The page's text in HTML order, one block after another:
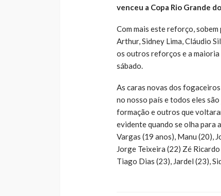
venceu a Copa Rio Grande do
Com mais este reforço,
Arthur, Sidney Lima, Cláudio
os outros reforços e a maioria
sábado.
As caras novas dos
no nosso país e todos eles
formação e outros que
evidente quando se olha para
Vargas (19 anos), Manu (20),
Jorge Teixeira (22) Zé
Tiago Dias (23), Jardel (23),